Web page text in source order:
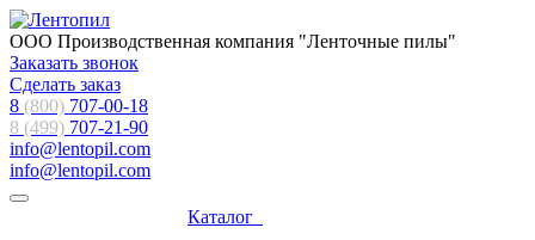
ООО Производственная компания "Ленточные пилы"
Заказать звонок
Сделать заказ
8 (800) 707-00-18
8 (499) 707-21-90
info@lentopil.com
info@lentopil.com
Каталог